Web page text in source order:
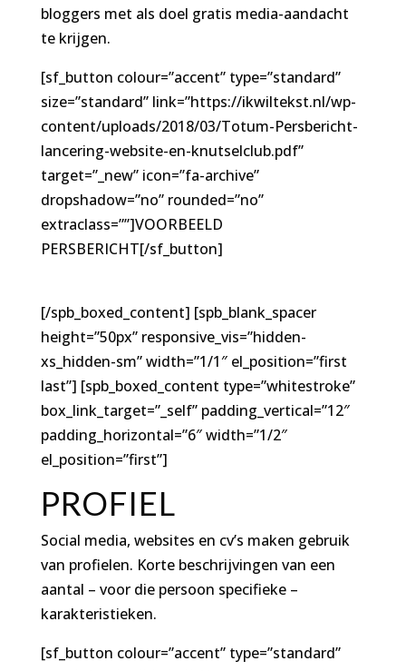
bloggers met als doel gratis media-aandacht
te krijgen.
[sf_button colour=”accent” type=”standard”
size=”standard” link=”https://ikwiltekst.nl/wp-
content/uploads/2018/03/Totum-Persbericht-
lancering-website-en-knutselclub.pdf”
target=”_new” icon=”fa-archive”
dropshadow=”no” rounded=”no”
extraclass=””]VOORBEELD
PERSBERICHT[/sf_button]
[/spb_boxed_content] [spb_blank_spacer
height=”50px” responsive_vis=”hidden-
xs_hidden-sm” width=”1/1″ el_position=”first
last”] [spb_boxed_content type=”whitestroke”
box_link_target=”_self” padding_vertical=”12″
padding_horizontal=”6″ width=”1/2″
el_position=”first”]
PROFIEL
Social media, websites en cv’s maken gebruik
van profielen. Korte beschrijvingen van een
aantal – voor die persoon specifieke –
karakteristieken.
[sf_button colour=”accent” type=”standard”